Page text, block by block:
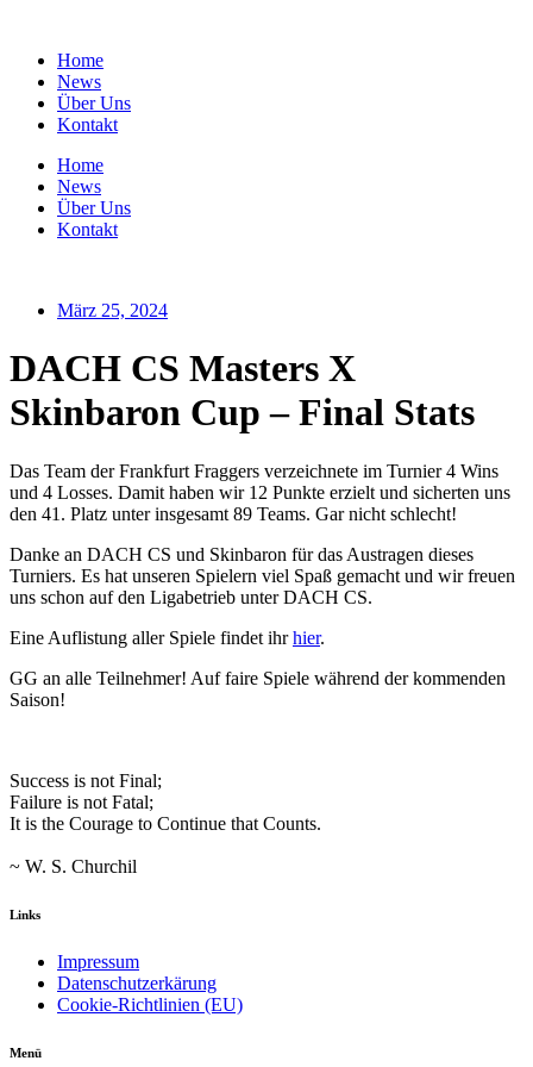
springenHome
News
Über Uns
Kontakt
Home
News
Über Uns
Kontakt
März 25, 2024
DACH CS Masters X
Skinbaron Cup – Final Stats
Das Team der Frankfurt Fraggers verzeichnete im Turnier 4 Wins
und 4 Losses. Damit haben wir 12 Punkte erzielt und sicherten uns
den 41. Platz unter insgesamt 89 Teams. Gar nicht schlecht!
Danke an DACH CS und Skinbaron für das Austragen dieses
Turniers. Es hat unseren Spielern viel Spaß gemacht und wir freuen
uns schon auf den Ligabetrieb unter DACH CS.
Eine Auflistung aller Spiele findet ihrhier.
GG an alle Teilnehmer! Auf faire Spiele während der kommenden
Saison!
Success is not Final;
Failure is not Fatal;
It is the Courage to Continue that Counts.
~ W. S. Churchil
Links
Impressum
Datenschutzerkärung
Cookie-Richtlinien (EU)
Menü